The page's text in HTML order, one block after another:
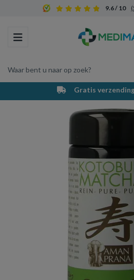
9.6 / 10
Toggle navigation
Waar bent u naar op zoek?
Winkelwagen
Vul hem met